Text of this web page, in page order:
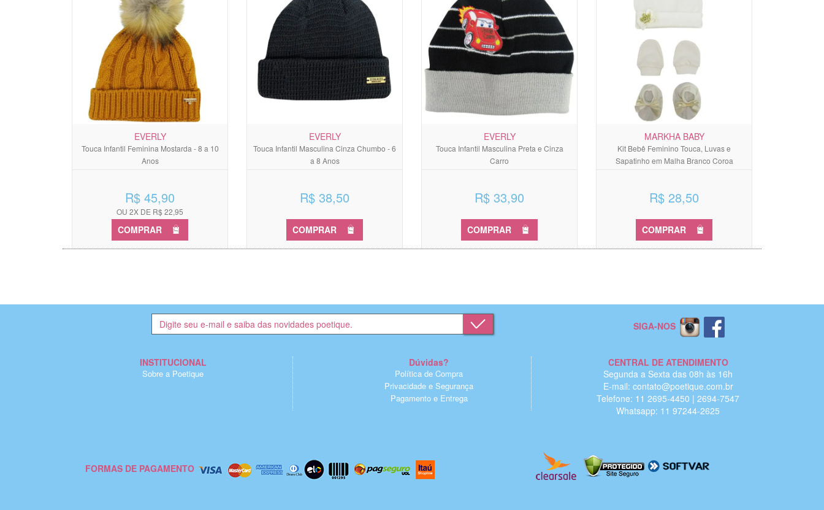
EVERLY
Touca Infantil Feminina Mostarda - 8 a 10
Anos
R$ 45,90
OU 2X DE R$ 22,95
COMPRAR
EVERLY
Touca Infantil Masculina Cinza Chumbo - 6
a 8 Anos
R$ 38,50
COMPRAR
EVERLY
Touca Infantil Masculina Preta e Cinza
Carro
R$ 33,90
COMPRAR
MARKHA BABY
Kit Bebê Feminino Touca, Luvas e
Sapatinho em Malha Branco Coroa
R$ 28,50
COMPRAR
SIGA-NOS
INSTITUCIONAL
Sobre a Poetique
Dúvidas?
Política de Compra
Privacidade e Segurança
Pagamento e Entrega
CENTRAL DE ATENDIMENTO
Segunda a Sexta das 08h às 16h
E-mail: contato@poetique.com.br
Telefone: 11 2695-4450 | 2694-7547
Whatsapp: 11 97244-2625
FORMAS DE PAGAMENTO